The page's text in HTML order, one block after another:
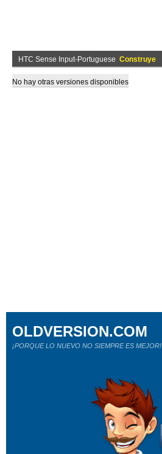
HTC Sense Input-Portuguese Construye
No hay otras versiones disponibles
OLDVERSION.COM
¡PORQUE LO NUEVO NO SIEMPRE ES MEJOR!